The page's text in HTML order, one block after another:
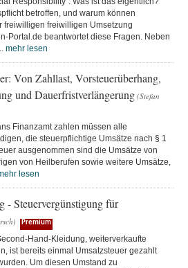
betroffen, und warum können
freiwilligen freiwilligen Umsetzung
Portal.de beantwortet diese Fragen. Neben
mehr lesen
Von Zahllast, Vorsteuerüberhang,
und Dauerfristverlängerung (Stefan
Finanzamt zahlen müssen alle
die steuerpflichtige Umsätze nach § 1
ausgenommen sind die Umsätze von
von Heilberufen sowie weitere Umsätze,
lesen
- Steuervergünstigung für
Premium
Hand-Kleidung, weiterverkaufte
ist bereits einmal Umsatzsteuer gezahlt
Um diesen Umstand zu